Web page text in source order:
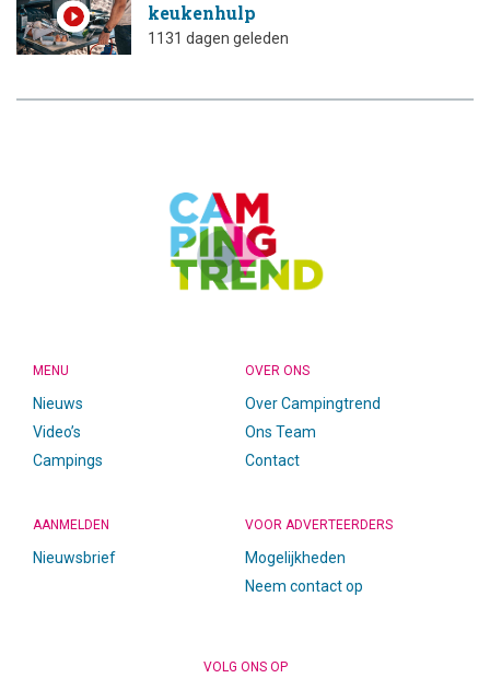
keukenhulp
1131 dagen geleden
MENU
Nieuws
Video’s
Campings
OVER ONS
Over Campingtrend
Ons Team
Contact
AANMELDEN
Nieuwsbrief
VOOR ADVERTEERDERS
Mogelijkheden
Neem contact op
VOLG ONS OP